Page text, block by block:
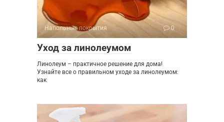
Напольные покрытия 0
Уход за линолеумом
Линолеум – практичное решение для дома!
Узнайте все о правильном уходе за линолеумом:
как